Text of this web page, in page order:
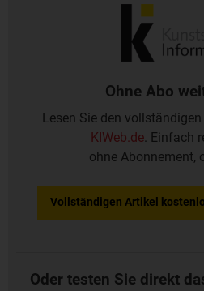
Ohne Abo
Lesen Sie den
KIWeb.de. Einfach
ohne Abonnement,
Vollständigen Artikel
Oder testen Sie direkt